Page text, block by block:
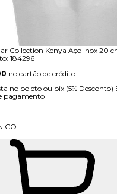
Collection Kenya Aço Inox 20
184296
no cartão de crédito
no boleto ou pix (5% Desconto)
pagamento